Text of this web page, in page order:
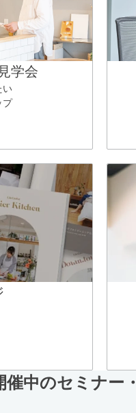
学会
い
プ
催中のセミナー